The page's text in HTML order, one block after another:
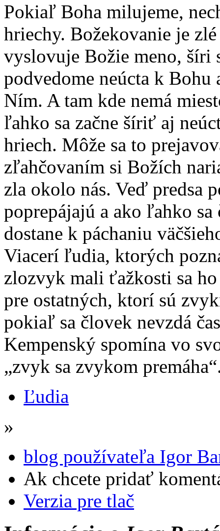
Pokiaľ Boha milujeme,
hriechy. Božekovanie je
vyslovuje Božie meno, šíri
podvedome neúcta k Bohu
Ním. A tam kde nemá
ľahko sa začne šíriť aj
hriech. Môže sa to
zľahčovaním si Božích
zla okolo nás. Veď predsa
poprepájajú a ako ľahko
dostane k páchaniu
Viacerí ľudia, ktorých
zlozvyk mali ťažkosti sa
pre ostatných, ktorí sú
pokiaľ sa človek nevzdá
Kempenský spomína vo
„zvyk sa zvykom
Ľudia
»
blog používateľa Igor
Ak chcete pridať
Verzia pre tlač